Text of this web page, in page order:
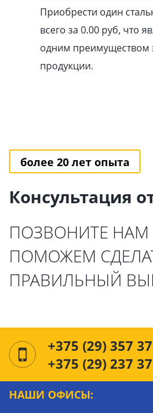
Приобрести один
всего за 0.00 pуб, что
одним преимуществом
продукции.
более 20 лет опыта
Консультация
ПОЗВОНИТЕ
ПОМОЖЕМ
ПРАВИЛЬНЫЙ
+375 (29) 357
+375 (29) 237
НАШИ ОФИСЫ: